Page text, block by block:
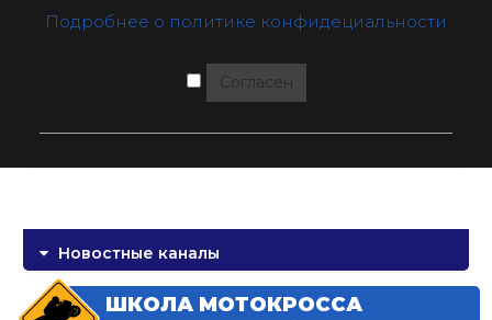
Подробнее о политике конфидециальности
Согласен
Новостные каналы
ШКОЛА МОТОКРОССА